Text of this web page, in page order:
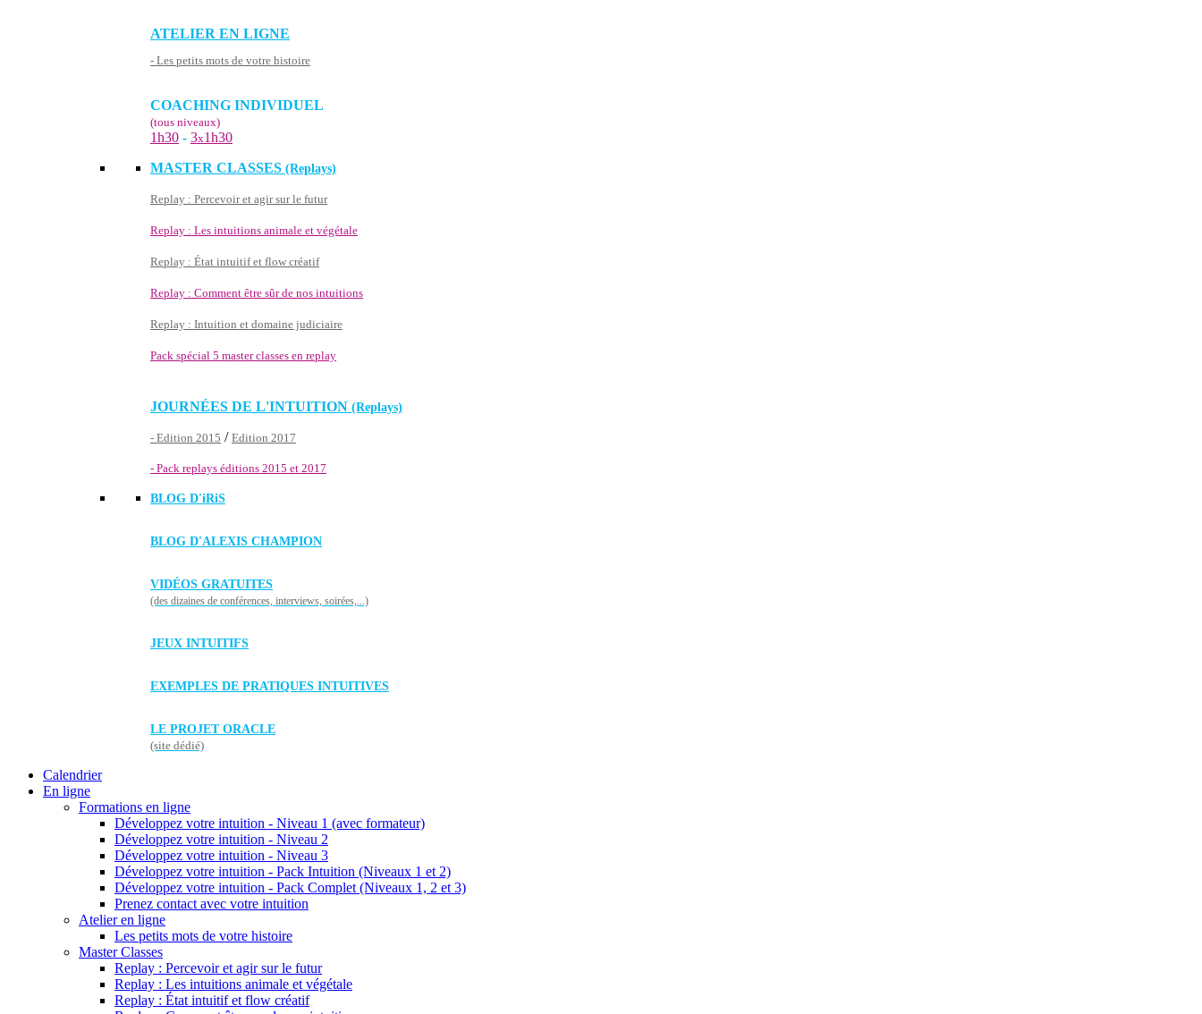
ATELIER EN LIGNE
- Les petits mots de votre histoire
COACHING INDIVIDUEL
(tous niveaux)
1h30 - 3x1h30
MASTER CLASSES (Replays)
Replay : Percevoir et agir sur le futur
Replay : Les intuitions animale et végétale
Replay : État intuitif et flow créatif
Replay : Comment être sûr de nos intuitions
Replay : Intuition et domaine judiciaire
Pack spécial 5 master classes en replay
JOURNÉES DE L'INTUITION (Replays)
- Edition 2015 / Edition 2017
- Pack replays éditions 2015 et 2017
BLOG D'iRiS
BLOG D'ALEXIS CHAMPION
VIDÉOS GRATUITES
(des dizaines de conférences, interviews, soirées,...)
JEUX INTUITIFS
EXEMPLES DE PRATIQUES INTUITIVES
LE PROJET ORACLE
(site dédié)
Calendrier
En ligne
Formations en ligne
Développez votre intuition - Niveau 1 (avec formateur)
Développez votre intuition - Niveau 2
Développez votre intuition - Niveau 3
Développez votre intuition - Pack Intuition (Niveaux 1 et 2)
Développez votre intuition - Pack Complet (Niveaux 1, 2 et 3)
Prenez contact avec votre intuition
Atelier en ligne
Les petits mots de votre histoire
Master Classes
Replay : Percevoir et agir sur le futur
Replay : Les intuitions animale et végétale
Replay : État intuitif et flow créatif